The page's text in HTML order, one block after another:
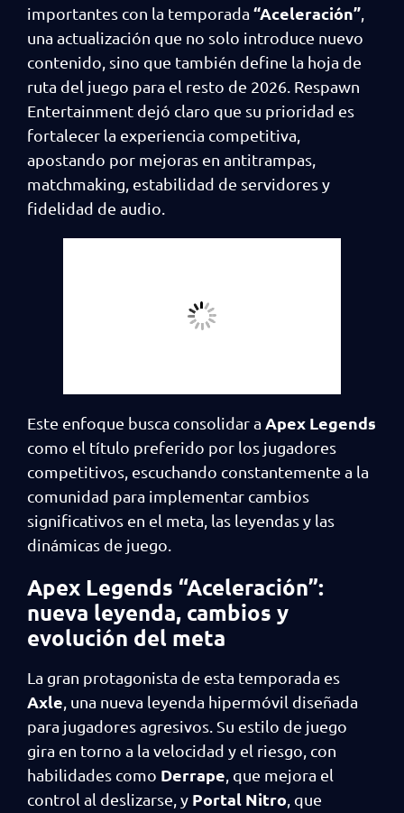
importantes con la temporada “Aceleración”
una actualización que no solo introduce nuevo
contenido, sino que también define la hoja de
ruta del juego para el resto de 2026. Respawn
Entertainment dejó claro que su prioridad es
fortalecer la experiencia competitiva,
apostando por mejoras en antitrampas,
matchmaking, estabilidad de servidores y
fidelidad de audio.
Este enfoque busca consolidar a Apex Legends
como el título preferido por los jugadores
competitivos, escuchando constantemente a la
comunidad para implementar cambios
significativos en el meta, las leyendas y las
dinámicas de juego.
Apex Legends “Aceleración”:
nueva leyenda, cambios y
evolución del meta
La gran protagonista de esta temporada es
Axle , una nueva leyenda hipermóvil diseñada
para jugadores agresivos. Su estilo de juego
gira en torno a la velocidad y el riesgo, con
habilidades como Derrape , que mejora el
control al deslizarse, y Portal Nitro , que